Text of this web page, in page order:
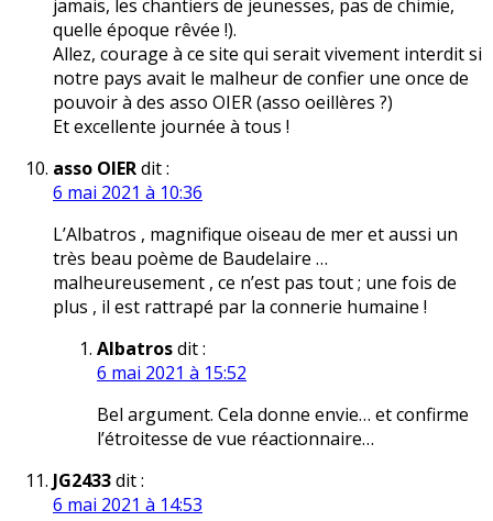
jamais, les chantiers de jeunesses, pas de chimie,
quelle époque rêvée !).
Allez, courage à ce site qui serait vivement interdit si
notre pays avait le malheur de confier une once de
pouvoir à des asso OIER (asso oeillères ?)
Et excellente journée à tous !
asso OIERdit :
6 mai 2021 à 10:36
L’Albatros , magnifique oiseau de mer et aussi un
très beau poème de Baudelaire …
malheureusement , ce n’est pas tout ; une fois de
plus , il est rattrapé par la connerie humaine !
Albatrosdit :
6 mai 2021 à 15:52
Bel argument. Cela donne envie… et confirme
l’étroitesse de vue réactionnaire…
JG2433dit :
6 mai 2021 à 14:53